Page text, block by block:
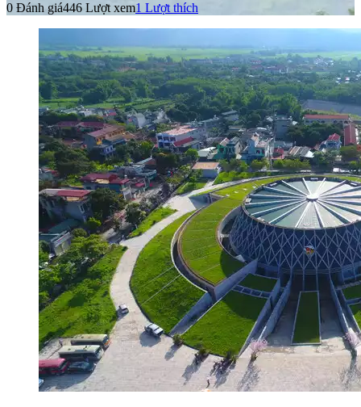
0 Đánh giá446 Lượt xem1 Lượt thích